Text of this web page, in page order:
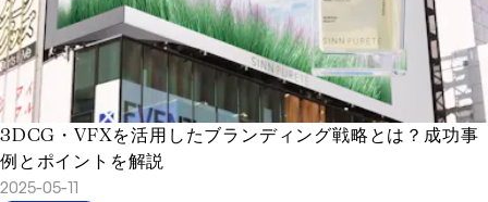
3DCG・VFXを活用したブランディング戦略とは？成功事
例とポイントを解説
2025-05-11